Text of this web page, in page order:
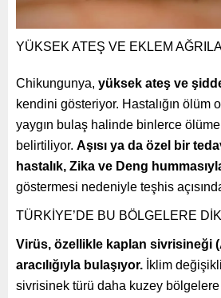
YÜKSEK ATEŞ VE EKLEM
Chikungunya, yüksek ateş ve
kendini gösteriyor. Hastalığın ölüm
yaygın bulaş halinde binlerce
belirtiliyor. Aşısı ya da özel bir
hastal ık, Zika ve Deng
göstermesi nedeniyle teşhis
TÜRKİYE’DE BU BÖLGELERE
Virüs, özellikle kaplan sivrisineği
aracılığıyla bulaşıyor. İklim
sivrisinek türü daha kuzey bölgelere